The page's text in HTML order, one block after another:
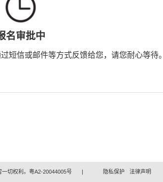
名审批中
短信或邮件等方式反馈给您，请您耐心等待。
切权利。粤A2-20044005号 | 隐私保护 法律声明